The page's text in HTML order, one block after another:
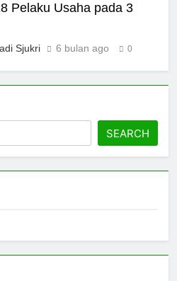
Pelaku Usaha pada 3
Sjukri 6 bulan ago 0
SEARCH